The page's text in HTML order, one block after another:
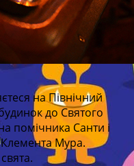
на Північний
до Святого
помічника Санти і
Мура.